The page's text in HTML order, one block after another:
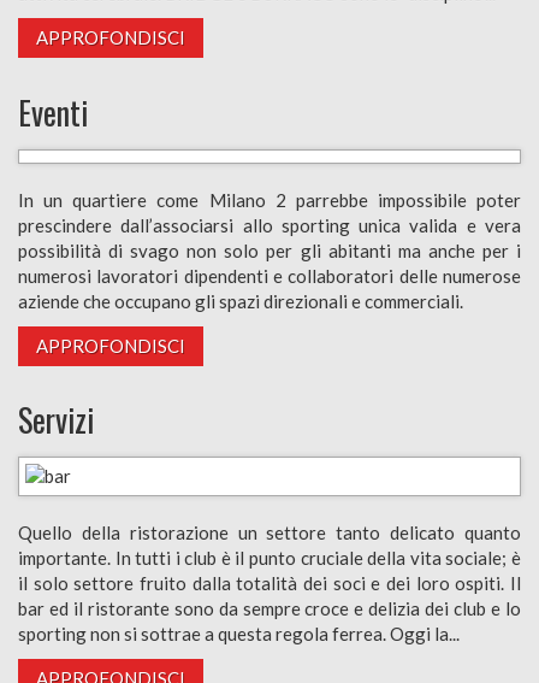
APPROFONDISCI
Eventi
In un quartiere come Milano 2 parrebbe impossibile poter
prescindere dall’associarsi allo sporting unica valida e vera
possibilità di svago non solo per gli abitanti ma anche per i
numerosi lavoratori dipendenti e collaboratori delle numerose
aziende che occupano gli spazi direzionali e commerciali.
APPROFONDISCI
Servizi
Quello della ristorazione un settore tanto delicato quanto
importante. In tutti i club è il punto cruciale della vita sociale; è
il solo settore fruito dalla totalità dei soci e dei loro ospiti. Il
bar ed il ristorante sono da sempre croce e delizia dei club e lo
sporting non si sottrae a questa regola ferrea. Oggi la...
APPROFONDISCI